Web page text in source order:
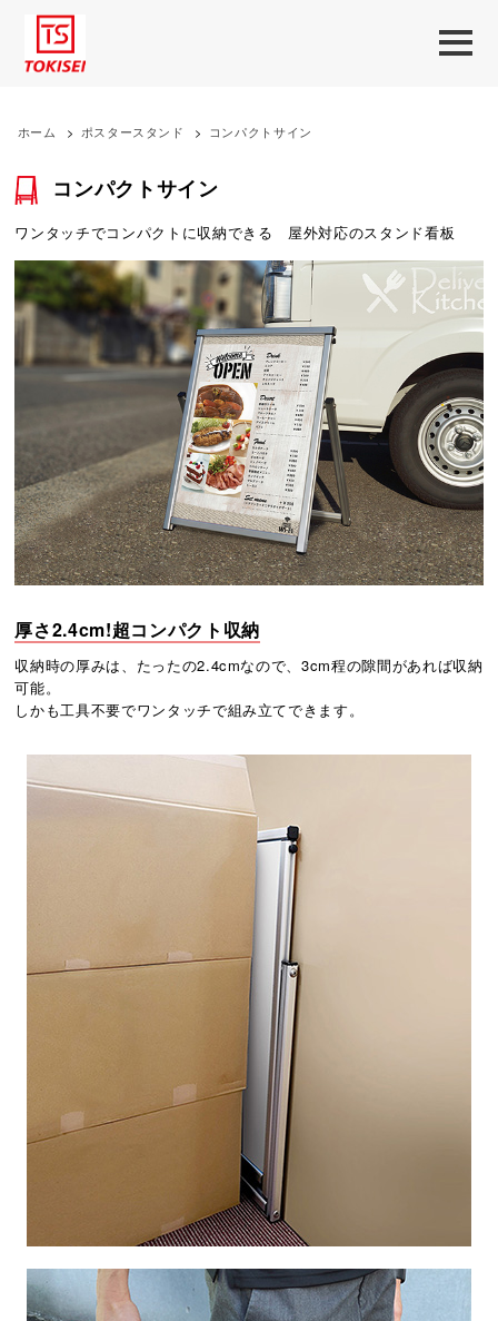
ホーム > ポスタースタンド > コンパクトサイン
コンパクトサイン
ワンタッチでコンパクトに収納できる 屋外対応のスタンド看板
厚さ2.4cm!超コンパクト収納
収納時の厚みは、たったの2.4cmなので、3cm程の隙間があれば収納
可能。
しかも工具不要でワンタッチで組み立てできます。